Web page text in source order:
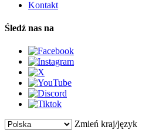
Kontakt
Śledź nas na
Zmień kraj/język